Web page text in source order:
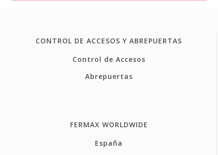
CONTROL DE ACCESOS Y ABREPUERTAS
Control de Accesos
Abrepuertas
FERMAX WORLDWIDE
España